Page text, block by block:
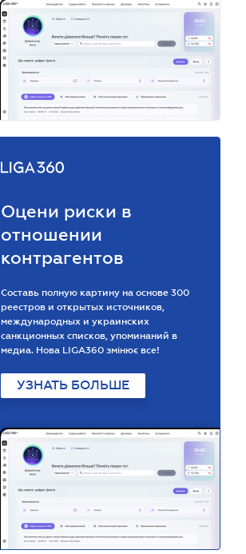
Оцени риски в
отношении
контрагентов
Составь полную картину на основе 300
реестров и открытых источников,
международных и украинских
санкционных списков, упоминаний в
медиа. Нова LIGA360 змінює все!
УЗНАТЬ БОЛЬШЕ